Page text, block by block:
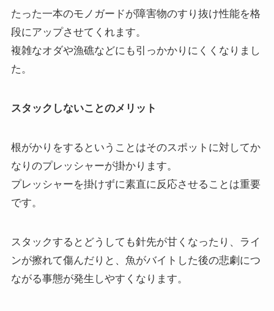
たった一本のモノガードが障害物のすり抜け性能を格
段にアップさせてくれます。
複雑なオダや漁礁などにも引っかかりにくくなりまし
た。
スタックしないことのメリット
根がかりをするということはそのスポットに対してか
なりのプレッシャーが掛かります。
プレッシャーを掛けずに素直に反応させることは重要
です。
スタックするとどうしても針先が甘くなったり、ライ
ンが擦れて傷んだりと、魚がバイトした後の悲劇につ
ながる事態が発生しやすくなります。